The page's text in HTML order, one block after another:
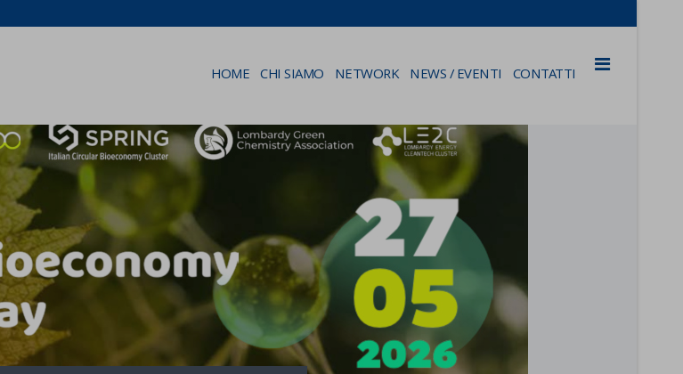
HOME CHI SIAMO NETWORK NEWS / EVENTI CONTATTI